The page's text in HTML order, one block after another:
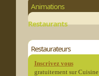
Animations
Restaurants
Restaurateurs
Inscrivez vous
gratuitement sur Cuisine